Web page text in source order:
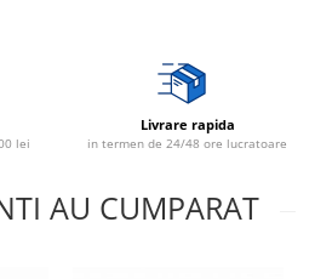
lei
Livrare rapida
in termen de 24/48 ore lucratoare
AU CUMPARAT